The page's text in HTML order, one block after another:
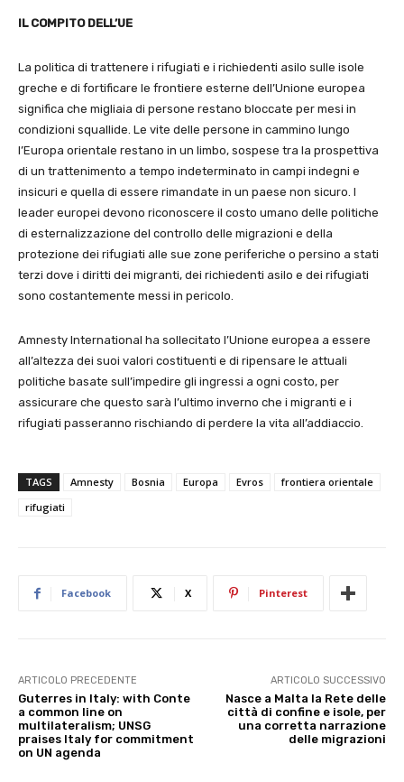
IL COMPITO DELL’UE
La politica di trattenere i rifugiati e i richiedenti asilo sulle isole
greche e di fortificare le frontiere esterne dell’Unione europea
significa che migliaia di persone restano bloccate per mesi in
condizioni squallide. Le vite delle persone in cammino lungo
l’Europa orientale restano in un limbo, sospese tra la prospettiva
di un trattenimento a tempo indeterminato in campi indegni e
insicuri e quella di essere rimandate in un paese non sicuro. I
leader europei devono riconoscere il costo umano delle politiche
di esternalizzazione del controllo delle migrazioni e della
protezione dei rifugiati alle sue zone periferiche o persino a stati
terzi dove i diritti dei migranti, dei richiedenti asilo e dei rifugiati
sono costantemente messi in pericolo.
Amnesty International ha sollecitato l’Unione europea a essere
all’altezza dei suoi valori costituenti e di ripensare le attuali
politiche basate sull’impedire gli ingressi a ogni costo, per
assicurare che questo sarà l’ultimo inverno che i migranti e i
rifugiati passeranno rischiando di perdere la vita all’addiaccio.
TAGS Amnesty Bosnia Europa Evros
frontiera orientale
rifugiati
Facebook X Pinterest
ARTICOLO PRECEDENTE
Guterres in Italy: with Conte
a common line on
multilateralism; UNSG
praises Italy for commitment
on UN agenda
ARTICOLO SUCCESSIVO
Nasce a Malta la Rete delle
città di confine e isole, per
una corretta narrazione
delle migrazioni